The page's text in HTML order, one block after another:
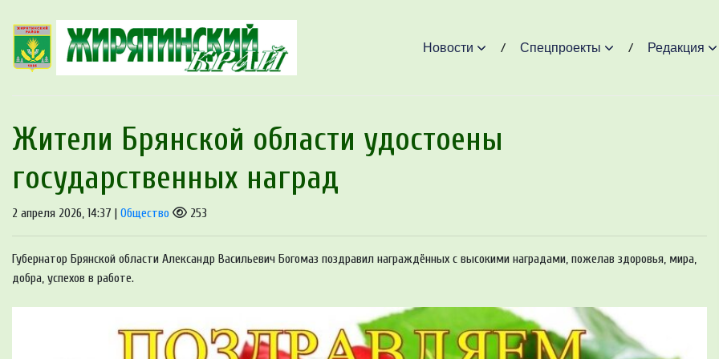
Новости Спецпроекты Редакция
Жители Брянской области удостоены
государственных наград
2 апреля 2026, 14:37 | Общество 253
Губернатор Брянской области Александр Васильевич Богомаз поздравил награждённых с высокими наградами, пожелав здоровья, мира,
добра, успехов в работе.